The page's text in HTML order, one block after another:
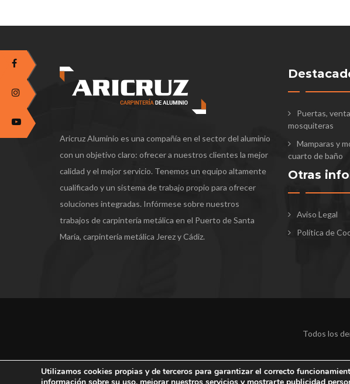
Aricruz Aluminio es una compañía en el sector del aluminio
con un objetivo claro: ofrecer a nuestros clientes la mejor
calidad y el mejor servicio. Tenemos un equipo altamente
cualificado y un sistema de trabajo propio para ofrecer
soluciones integradas. Infórmese sobre nuestros
trabajos de carpintería metálica en el Puerto de Santa
María, carpintería metálica Jerez y Cádiz.
Puertas,
mosquiteras
Mamparas y
cuarto de baño
Otras
Aviso Legal
Política de
Todos los
Utilizamos cookies propias y de terceros para garantizar el correcto